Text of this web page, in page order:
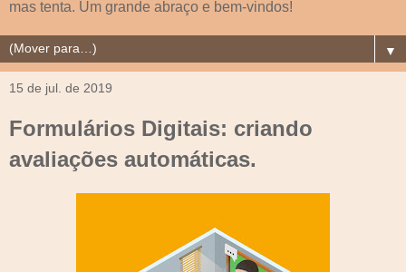
mas tenta. Um grande abraço e bem-vindos!
▼
15 de jul. de 2019
Formulários Digitais: criando
avaliações automáticas.